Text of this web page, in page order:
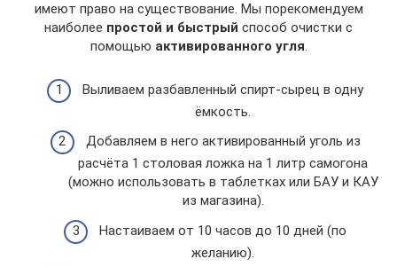
имеют право на существование. Мы порекомендуем
наиболее простой и быстрый способ очистки с
помощью активированного угля.
Выливаем разбавленный спирт-сырец в одну
ёмкость.
Добавляем в него активированный уголь из
расчёта 1 столовая ложка на 1 литр самогона
(можно использовать в таблетках или БАУ и КАУ
из магазина).
Настаиваем от 10 часов до 10 дней (по
желанию).